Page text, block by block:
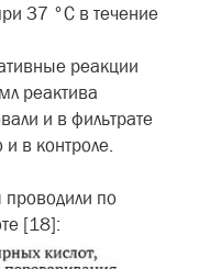
37 °C в течение
реакции
реактива
и в фильтрате
и в контроле.
проводили по
[18]: